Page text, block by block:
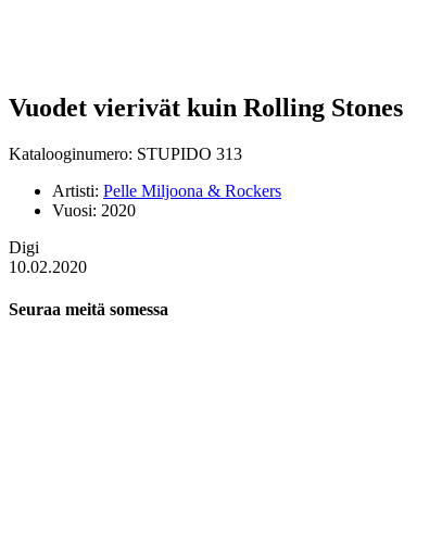
Vuodet vierivät kuin Rolling Stones
Katalooginumero: STUPIDO 313
Artisti: Pelle Miljoona & Rockers
Vuosi: 2020
Digi
10.02.2020
Seuraa meitä somessa